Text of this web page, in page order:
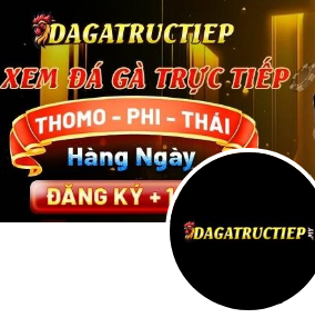
Aller directement au contenu